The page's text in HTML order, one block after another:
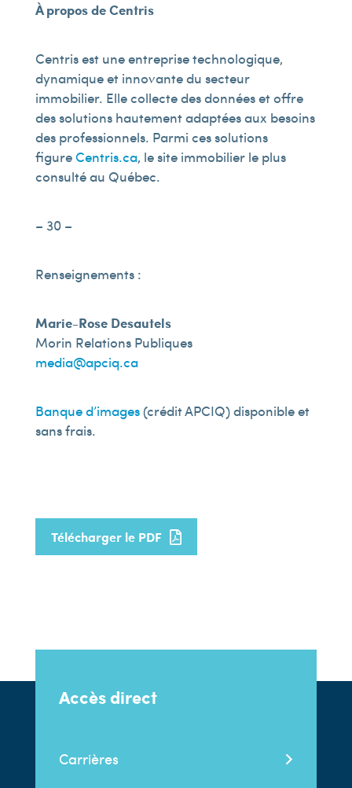
À propos de Centris
Centris est une entreprise technologique,
dynamique et innovante du secteur
immobilier. Elle collecte des données et offre
des solutions hautement adaptées aux besoins
des professionnels. Parmi ces solutions
figureCentris.ca, le site immobilier le plus
consulté au Québec.
– 30 –
Renseignements :
Marie-Rose Desautels
Morin Relations Publiques
media@apciq.ca
Banque d’images(crédit APCIQ) disponible et
sans frais.
Télécharger le PDF
Accès direct
Carrières